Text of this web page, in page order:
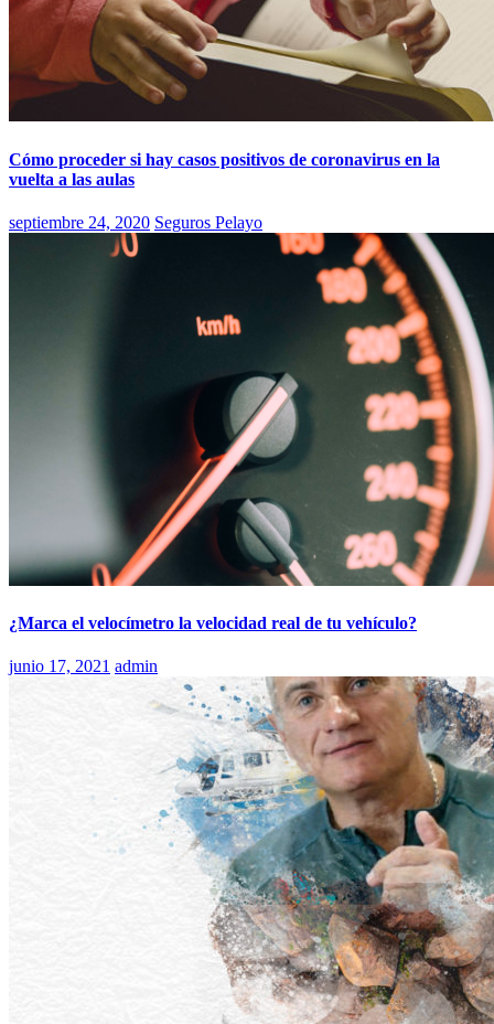
Cómo proceder si hay casos positivos de coronavirus en la
vuelta a las aulas
septiembre 24, 2020 Seguros Pelayo
¿Marca el velocímetro la velocidad real de tu vehículo?
junio 17, 2021 admin